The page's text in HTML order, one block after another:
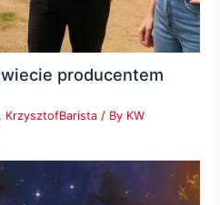
producentem
, KrzysztofBarista / By KW